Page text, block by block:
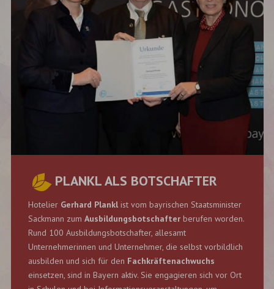
PLANKL ALS BOTSCHAFTER
Hotelier Gerhard Planklist vom bayrischen Staatsminister
Sackmann zum Ausbildungsbotschafterberufen worden.
Rund 100 Ausbildungsbotschafter, allesamt
Unternehmerinnen und Unternehmer, die selbst vorbildlich
ausbilden und sich für den Fachkräftenachwuchs
einsetzen, sind in Bayern aktiv. Sie engagieren sich vor Ort